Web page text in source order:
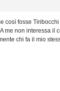
così fosse
me non interessa il
chi fa il mio